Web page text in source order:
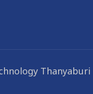
Thanyaburi